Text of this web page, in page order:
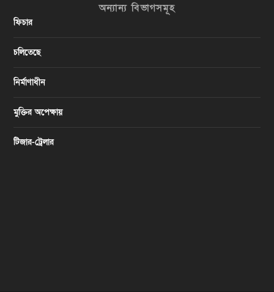
অন্যান্য বিভাগসমূহ
ফিচার
চলিতেছে
নির্মাণাধীন
মুক্তির অপেক্ষায়
টিজার-ট্রেলার